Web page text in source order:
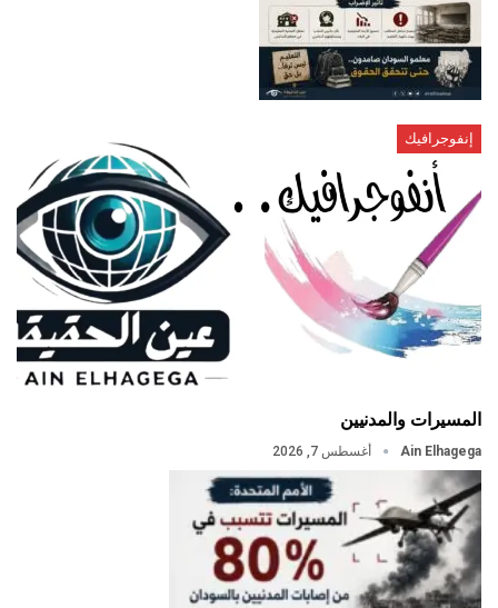
إنفوجرافيك
المسيرات والمدنيين
Ain Elhagega أغسطس 7, 2026